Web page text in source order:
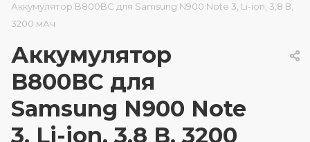
Аккумулятор B800BC для Samsung N900 Note 3, Li-ion, 3,8 В,
3200 мАч
Аккумулятор
B800BC для
Samsung N900 Note
3, Li-ion, 3,8 В, 3200